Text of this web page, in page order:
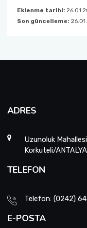
Eklenme tarihi:
Son güncelleme:
ADRES
Uzunoluk
Korkuteli/ANTALYA
TELEFON
Telefon: (0242)
E-POSTA